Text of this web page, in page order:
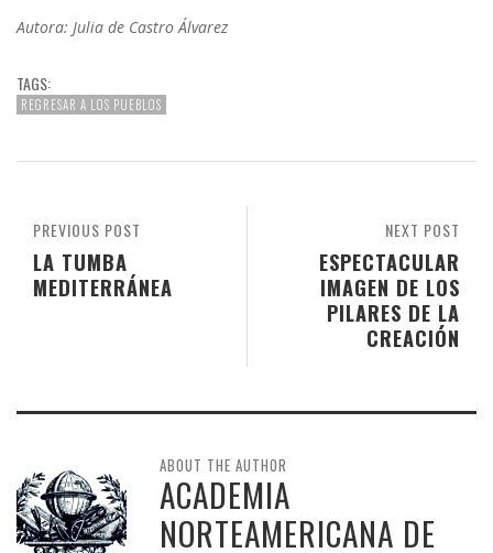
Autora: Julia de Castro Álvarez
TAGS:
REGRESAR A LOS PUEBLOS
NEXT POST
ESPECTACULAR
IMAGEN DE LOS
PILARES DE LA
CREACIÓN
PREVIOUS POST
LA TUMBA
MEDITERRÁNEA
ABOUT THE AUTHOR
ACADEMIA
NORTEAMERICANA DE